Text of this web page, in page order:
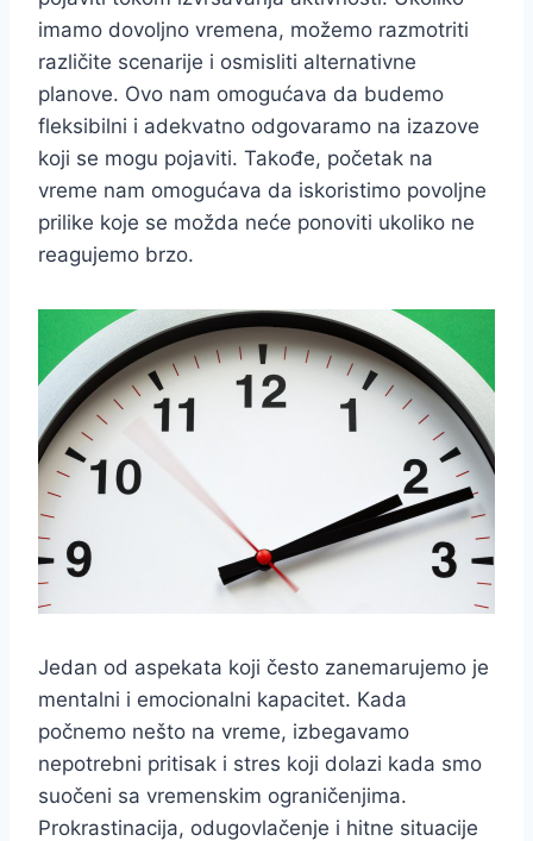
imamo dovoljno vremena, možemo razmotriti
različite scenarije i osmisliti alternativne
planove. Ovo nam omogućava da budemo
fleksibilni i adekvatno odgovaramo na izazove
koji se mogu pojaviti. Takođe, početak na
vreme nam omogućava da iskoristimo povoljne
prilike koje se možda neće ponoviti ukoliko ne
reagujemo brzo.
Jedan od aspekata koji često zanemarujemo je
mentalni i emocionalni kapacitet. Kada
počnemo nešto na vreme, izbegavamo
nepotrebni pritisak i stres koji dolazi kada smo
suočeni sa vremenskim ograničenjima.
Prokrastinacija, odugovlačenje i hitne situacije